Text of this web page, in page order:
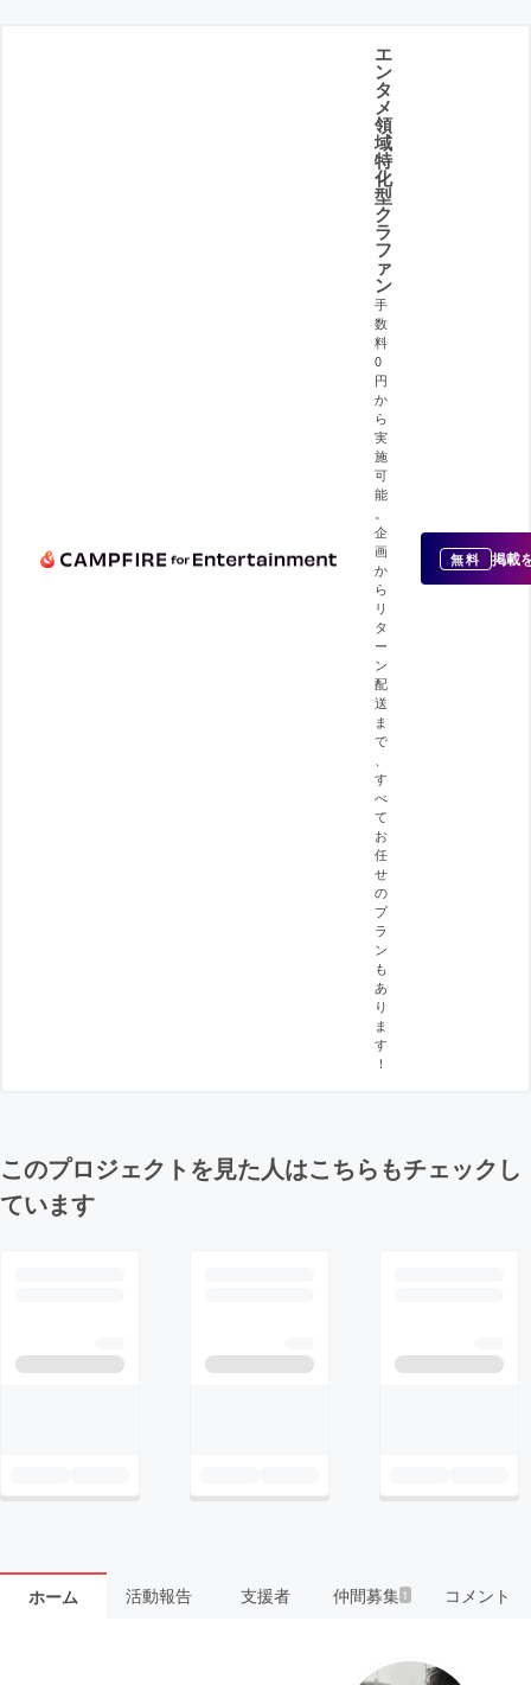
エ
ン
タ
メ
領
域
特
化
型
ク
ラ
フ
ァ
ン
手
数
料
0
円
か
ら
実
施
可
能
。
企
画
か
ら
リ
タ
ー
ン
配
送
ま
で
、
す
べ
て
お
任
せ
の
プ
ラ
ン
も
あ
り
ま
す
！
無料 掲載
このプロジェクトを見た人はこちらもチェックし
ています
ホーム 活動報告 支援者 仲間募集 1 コメント